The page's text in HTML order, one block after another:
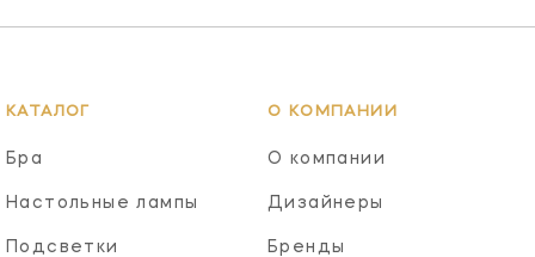
КАТАЛОГ
Бра
Настольные лампы
Подсветки
О КОМПАНИИ
О компании
Дизайнеры
Бренды